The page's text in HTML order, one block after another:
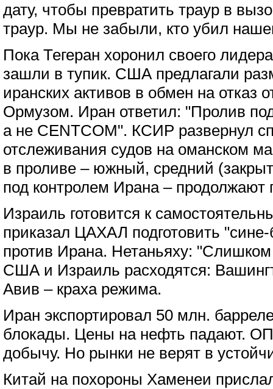
дату, чтобы превратить траур в
траур. Мы не забыли, кто убил
Пока Тегеран хоронил своего
зашли в тупик. США предлагали
иранских активов в обмен на отказ
Ормузом. Иран ответил: "Пролив
а не CENTCOM". КСИР развернул
отслеживания судов на оманском
в проливе – южный, средний
под контролем Ирана – продолжают
Израиль готовится к
приказал ЦАХАЛ подготовить
против Ирана. Нетаньяху: "Слишком
США и Израиль расходятся:
Авив – краха режима.
Иран экспортировал 50 млн.
блокады. Цены на нефть падают.
добычу. Но рынки не верят в
Китай на похороны Хаменеи